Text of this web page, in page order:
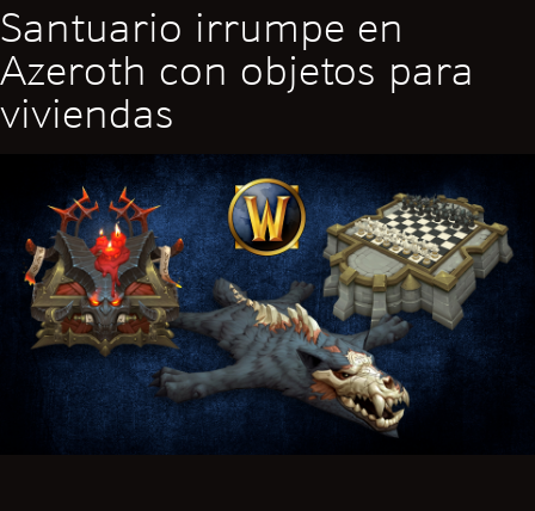
Santuario irrumpe en
Azeroth con objetos para
viviendas